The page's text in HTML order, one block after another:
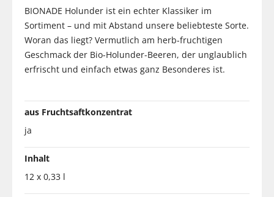
BIONADE Holunder ist ein echter Klassiker im
Sortiment – und mit Abstand unsere beliebteste Sorte.
Woran das liegt? Vermutlich am herb-fruchtigen
Geschmack der Bio-Holunder-Beeren, der unglaublich
erfrischt und einfach etwas ganz Besonderes ist.
aus Fruchtsaftkonzentrat
ja
Inhalt
12 x 0,33 l